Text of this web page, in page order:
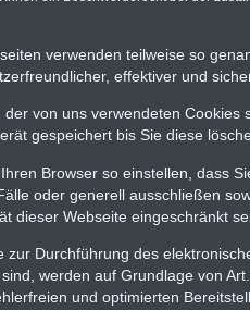
verwenden teilweise so
effektiver und
der von uns verwendeten Cookies
gespeichert bis Sie diese
Browser so einstellen, dass
oder generell ausschließen
dieser Webseite eingeschränkt
zur Durchführung des
werden auf Grundlage von
und optimierten